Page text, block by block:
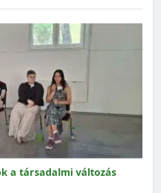
a társadalmi változás